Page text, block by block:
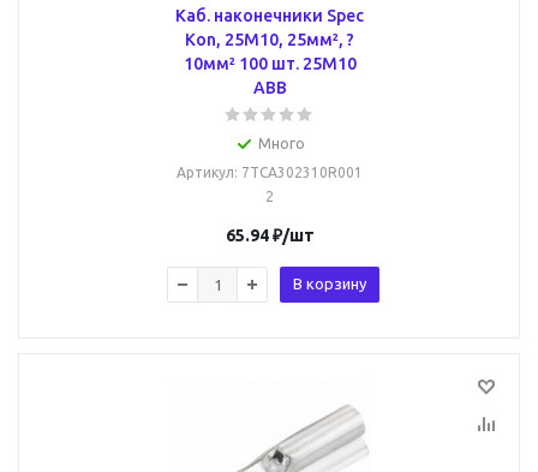
Каб. наконечники Spec
Kon, 25M10, 25мм², ?
10мм² 100 шт. 25M10
ABB
Много
Артикул: 7TCA302310R001
2
65.94₽/шт
В корзину